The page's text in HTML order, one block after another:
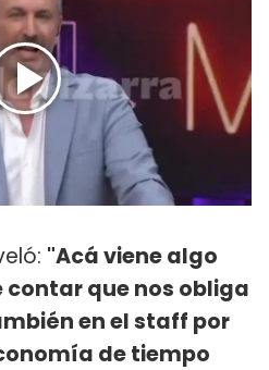
"Acá viene algo
contar que nos obliga
en el staff por
de tiempo